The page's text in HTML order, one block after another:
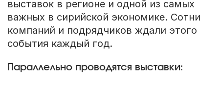
выставок в регионе и одной из самых
важных в сирийской экономике. Сотни
компаний и подрядчиков ждали этого
события каждый год.
Параллельно проводятся выставки: